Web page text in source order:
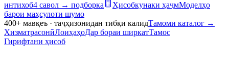
интихоб4 савол → подборка Ҳисобкунаки ҳаҷмМоделҳо
барои маҳсулоти шумо
400+ мавқеъ · таҷҳизонидан тибқи калидТамоми каталог →
ХизматрасонӣЛоиҳаҳоДар бораи ширкатТамос
Гирифтани ҳисоб